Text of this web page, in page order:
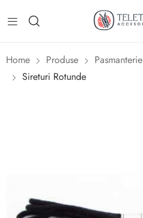
Home Produse Pasmanterie
Sireturi Rotunde